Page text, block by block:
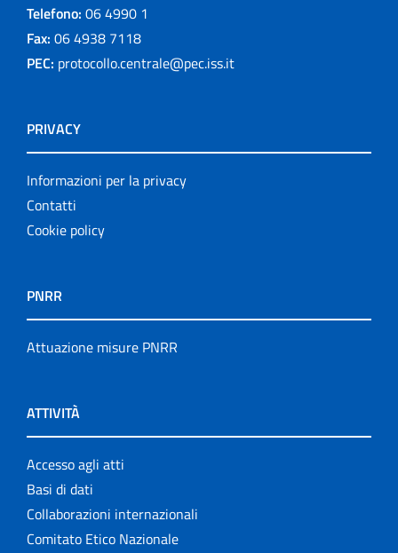
Telefono: 06 4990 1
Fax: 06 4938 7118
PEC: protocollo.centrale@pec.iss.it
PRIVACY
Informazioni per la privacy
Contatti
Cookie policy
PNRR
Attuazione misure PNRR
ATTIVITÀ
Accesso agli atti
Basi di dati
Collaborazioni internazionali
Comitato Etico Nazionale